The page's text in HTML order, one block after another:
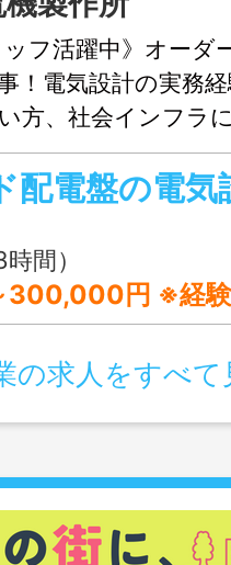
ッフ活躍中》オーダ
！電気設計の実務
方、社会インフラ
献したい方は必見
間）
円 ※経験・スキルを
の求人をすべて